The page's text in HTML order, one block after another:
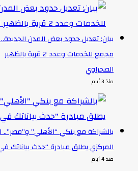
بيان: تعديل حدود بعض المدن الجديدة..
مجمع للخدمات وعدد 2 قرية بالظهير
الصحراوي
منذ 3 أيام
بالشراكة مع بنكي “الأهلي” و”مصر”..
المركزي يطلق مبادرة “حدث بياناتك
منذ 4 أيام